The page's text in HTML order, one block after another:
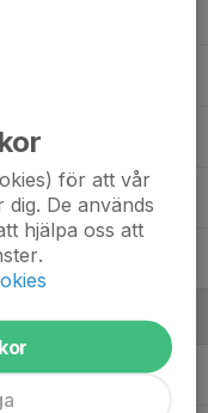
för att vår
De används
hjälpa oss att